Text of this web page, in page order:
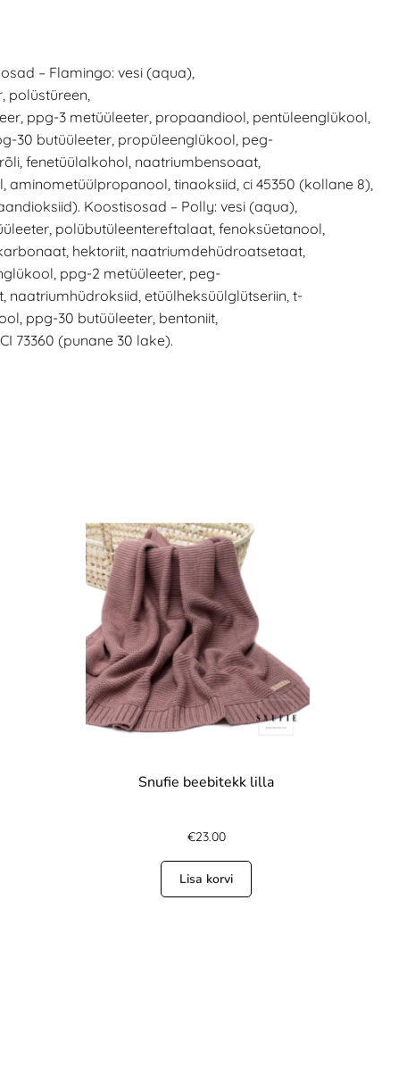
– Flamingo: vesi (aqua),
polüstüreen,
ppg-3 metüüleeter, propaandiool, pentüleenglükool,
30 butüüleeter, propüleenglükool, peg-
fenetüülalkohol, naatriumbensoaat,
aminometüülpropanool, tinaoksiid, ci 45350 (kollane 8),
Koostisosad – Polly: vesi (aqua),
polübutüleentereftalaat, fenoksüetanool,
hektoriit, naatriumdehüdroatsetaat,
ppg-2 metüüleeter, peg-
etüülheksüülglütseriin, t-
ppg-30 butüüleeter, bentoniit,
73360 (punane 30 lake).
Snufie beebitekk lilla
€23.00
Lisa korvi